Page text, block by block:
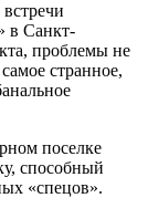
в Санкт-
проблемы не
странное,
поселке
способный
«спецов».